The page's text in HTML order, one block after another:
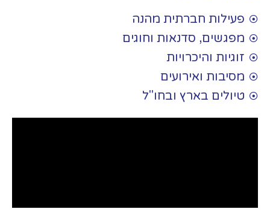
פעילות חברתית מהנה
מפגשים, סדנאות וחוגים
זוגיות והיכרויות
מסיבות ואירועים
טיולים בארץ ובחו"ל